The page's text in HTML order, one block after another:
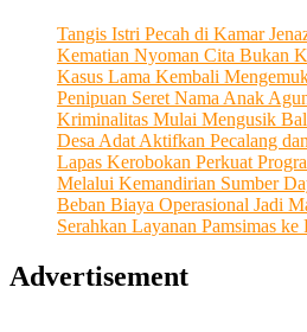
Tangis Istri Pecah di Kamar
Kematian Nyoman Cita Bukan
Kasus Lama Kembali
Penipuan Seret Nama Anak
Kriminalitas Mulai Mengusik
Desa Adat Aktifkan Pecalang
Lapas Kerobokan Perkuat
Melalui Kemandirian Sumber
Beban Biaya Operasional Jadi
Serahkan Layanan Pamsimas
Advertisement